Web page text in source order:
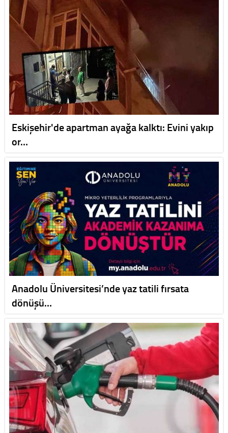
Eskişehir'de apartman ayağa kalktı: Evini yakıp
or…
Anadolu Üniversitesi’nde yaz tatili fırsata
dönüşü…